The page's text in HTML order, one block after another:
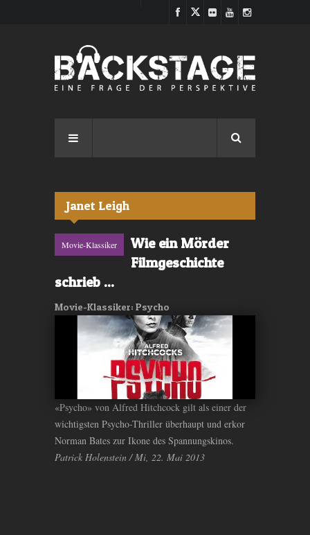
Janet Leigh
Movie-Klassiker
Wie ein Mörder
Filmgeschichte
schrieb ...
Movie-Klassiker: Psycho
«Psycho» von Alfred Hitchcock gilt als einer der
wichtigsten Psycho-Thriller überhaupt und erkor
Norman Bates zur Ikone des Spannungskinos.
Patrick Holenstein / Mi, 22. Mai 2013